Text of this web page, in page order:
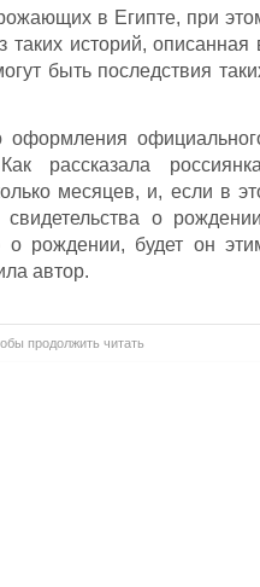
в Египте, при
историй, описанная
быть последствия
оформления
рассказала
месяцев, и, если в
о
о рождении, будет он
автор.
продолжить читать